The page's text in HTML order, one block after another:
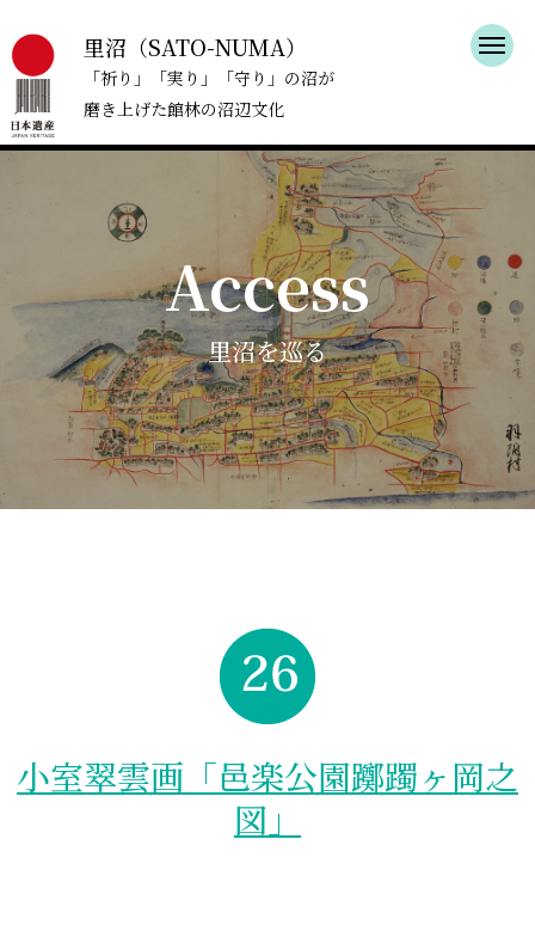
里沼（SATO-NUMA）
「祈り」「実り」「守り」の沼が
磨き上げた館林の沼辺文化
Access
里沼を巡る
小室翠雲画「邑楽公園躑躅ヶ岡之
図」